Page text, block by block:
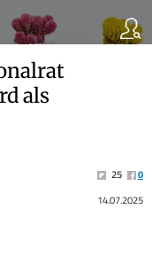
als
25
0
14.07.2025